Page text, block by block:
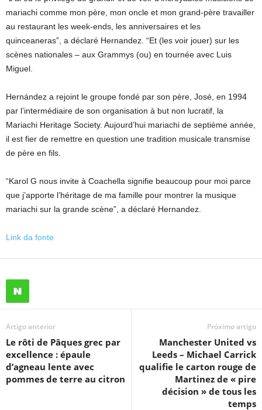
mariachi comme mon père, mon oncle et mon grand-père travailler
au restaurant les week-ends, les anniversaires et les
quinceaneras”, a déclaré Hernandez. “Et (les voir jouer) sur les
scènes nationales – aux Grammys (ou) en tournée avec Luis
Miguel.
Hernández a rejoint le groupe fondé par son père, José, en 1994
par l’intermédiaire de son organisation à but non lucratif, la
Mariachi Heritage Society. Aujourd’hui mariachi de septième année,
il est fier de remettre en question une tradition musicale transmise
de père en fils.
“Karol G nous invite à Coachella signifie beaucoup pour moi parce
que j’apporte l’héritage de ma famille pour montrer la musique
mariachi sur la grande scène”, a déclaré Hernandez.
Link da fonte
Artigo anterior
Le rôti de Pâques grec par
excellence : épaule
d’agneau lente avec
pommes de terre au citron
Próximo artigo
Manchester United vs
Leeds – Michael Carrick
qualifie le carton rouge de
Martinez de « pire
décision » de tous les
temps